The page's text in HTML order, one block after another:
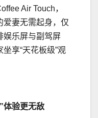
Air Touch，
爱妻无需起身，仅
娱乐屏与副驾屏
享“天花板级”观
体验更无敌